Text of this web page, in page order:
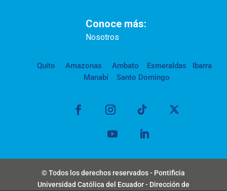
Conoce más:
Nosotros
Quito Amazonas Ambato Esmeraldas
Ibarra
Manabí
Santo Domingo
© Todos los derechos reservados - Pontificia
Universidad Católica del Ecuador - Dirección de